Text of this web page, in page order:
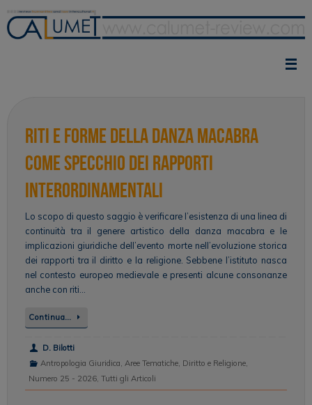
contenuto
Riti e forme della danza macabra
come specchio dei rapporti
interordinamentali
Lo scopo di questo saggio è verificare l’esistenza di una linea di
continuità tra il genere artistico della danza macabra e le
implicazioni giuridiche dell’evento morte nell’evoluzione storica
dei rapporti tra il diritto e la religione. Sebbene l’istituto nasca
nel contesto europeo medievale e presenti alcune consonanze
anche con riti…
Continua…
D. Bilotti
Antropologia Giuridica, Aree Tematiche, Diritto e Religione,
Numero 25 - 2026, Tutti gli Articoli